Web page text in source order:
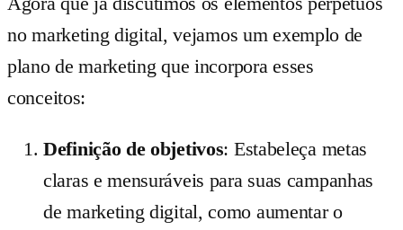
no marketing digital, vejamos um exemplo de
plano de marketing que incorpora esses
conceitos:
Definição de objetivos: Estabeleça metas
claras e mensuráveis para suas campanhas
de marketing digital, como aumentar o